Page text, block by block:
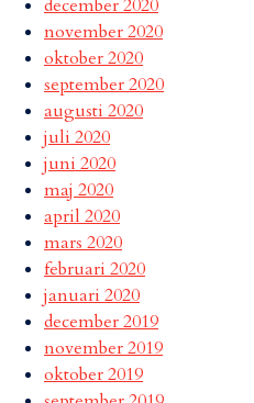
december 2020
november 2020
oktober 2020
september 2020
augusti 2020
juli 2020
juni 2020
maj 2020
april 2020
mars 2020
februari 2020
januari 2020
december 2019
november 2019
oktober 2019